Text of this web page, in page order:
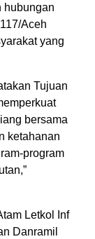
hubungan
Aceh
yang
Tujuan
bersama
ketahanan
program
Letkol Inf
Danramil